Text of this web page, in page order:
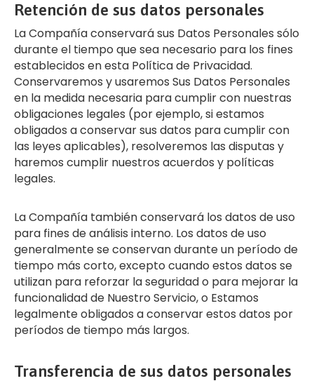
Retención de sus datos personales
La Compañía conservará sus Datos Personales sólo
durante el tiempo que sea necesario para los fines
establecidos en esta Política de Privacidad.
Conservaremos y usaremos Sus Datos Personales
en la medida necesaria para cumplir con nuestras
obligaciones legales (por ejemplo, si estamos
obligados a conservar sus datos para cumplir con
las leyes aplicables), resolveremos las disputas y
haremos cumplir nuestros acuerdos y políticas
legales.
La Compañía también conservará los datos de uso
para fines de análisis interno. Los datos de uso
generalmente se conservan durante un período de
tiempo más corto, excepto cuando estos datos se
utilizan para reforzar la seguridad o para mejorar la
funcionalidad de Nuestro Servicio, o Estamos
legalmente obligados a conservar estos datos por
períodos de tiempo más largos.
Transferencia de sus datos personales